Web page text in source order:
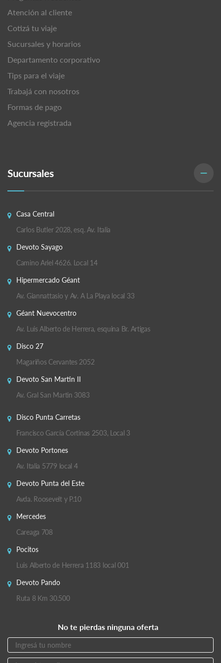
Atención al cliente
Cotizá tu viaje
Sucursales y horarios
Departamento corporativo
Tips para el viaje
Trabajá con nosotros
Formas de pago
Agencia registrada
Sucursales
Casa Central
Carlos Butler 2028, esq. Av. Italia
Devoto Sayago
Camino Ariel 4626. Local 14
Hipermercado Géant
Av. Giannattasio y Av. A La Playa local 33
Géant Nuevocentro
Av. Luis Alberto de Herrera, esquina Br. Artigas
Disco 27
Magariños Cervantes 2052
Devoto San Martin II
Av. Gral San Martin 3083
Disco Punta Carretas
Francisco García Cortinas 2503, Local 3
Devoto Portones
Av. Italia 5779 local 4
Devoto Punta del Este
Avda. Roosevelt y P.10
Mercedes
Careaga 708
Pocitos
Luis Alberto de Herrera 1183 local 001
Devoto Pando
Ruta 8 Km 30.500
No te pierdas ninguna oferta